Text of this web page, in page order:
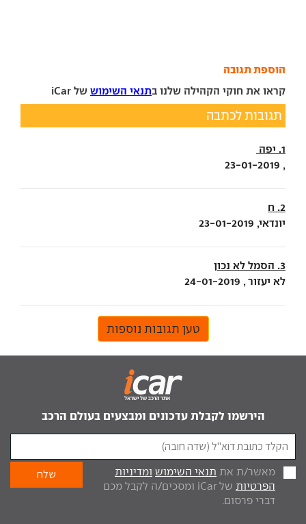
הוספת תגובה
קראו את חוקי הקהילה שלנו בתנאי השימוש של iCar
תגובות לכתבה
1. יפה
, 23-01-2019
2. ח
יונדאי, 23-01-2019
3. הסמל לא נכון
לא יעזור , 24-01-2019
טען תגובות נוספות
הירשמו לקבלת עדכונים ומבצעים בעולם הרכב
מאשר/ת את תנאי השימוש ומדיניות
הפרטיות
של iCar ומסכים/ה לקבל מכם
דברי פרסום.